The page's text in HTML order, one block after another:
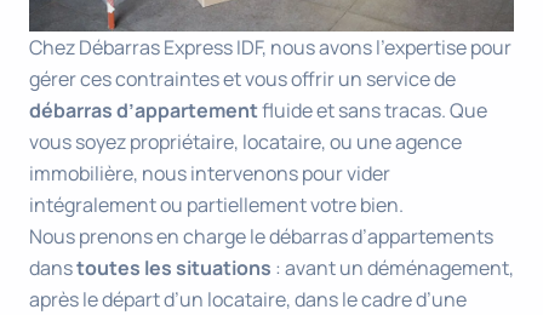
Chez Débarras Express IDF, nous avons l’expertise pour
gérer ces contraintes et vous offrir un service de
débarras d’appartementfluide et sans tracas. Que
vous soyez propriétaire, locataire, ou une agence
immobilière, nous intervenons pour vider
intégralement ou partiellement votre bien.
Nous prenons en charge le débarras d’appartements
danstoutes les situations : avant un déménagement,
après le départ d’un locataire, dans le cadre d’une